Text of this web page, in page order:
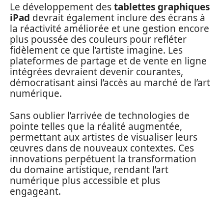
Le développement destablettes graphiques
iPad devrait également inclure des écrans à
la réactivité améliorée et une gestion encore
plus poussée des couleurs pour refléter
fidèlement ce que l’artiste imagine. Les
plateformes de partage et de vente en ligne
intégrées devraient devenir courantes,
démocratisant ainsi l’accès au marché de l’art
numérique.
Sans oublier l’arrivée de technologies de
pointe telles que la réalité augmentée,
permettant aux artistes de visualiser leurs
œuvres dans de nouveaux contextes. Ces
innovations perpétuent la transformation
du domaine artistique, rendant l’art
numérique plus accessible et plus
engageant.